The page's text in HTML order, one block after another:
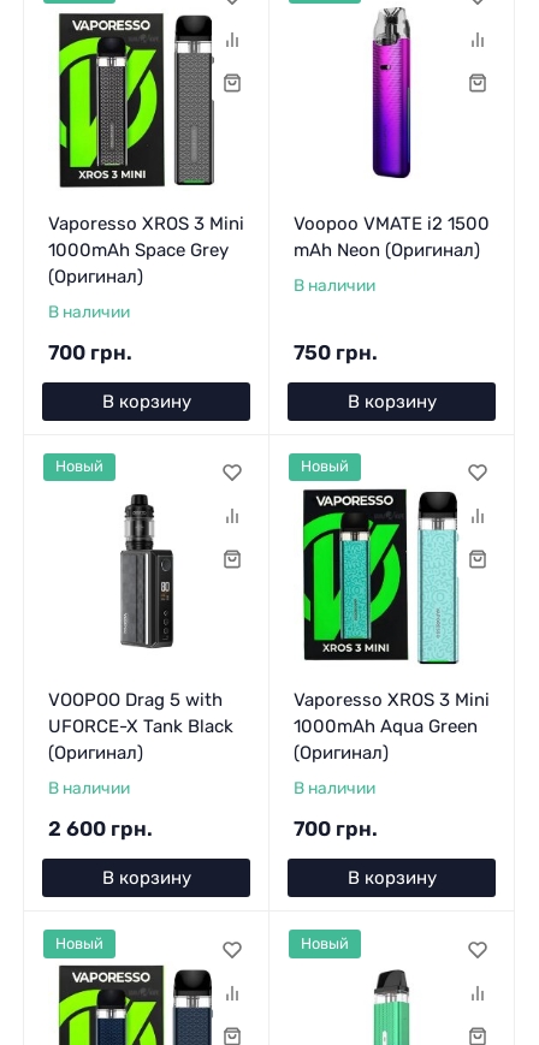
Vaporesso XROS 3 Mini
1000mAh Space Grey
(Оригинал)
В наличии
700 грн.
В корзину
Voopoo VMATE i2 1500
mAh Neon (Оригинал)
В наличии
750 грн.
В корзину
VOOPOO Drag 5 with
UFORCE-X Tank Black
(Оригинал)
В наличии
2 600 грн.
В корзину
Новый
Vaporesso XROS 3 Mini
1000mAh Aqua Green
(Оригинал)
В наличии
700 грн.
В корзину
Новый
Новый Новый